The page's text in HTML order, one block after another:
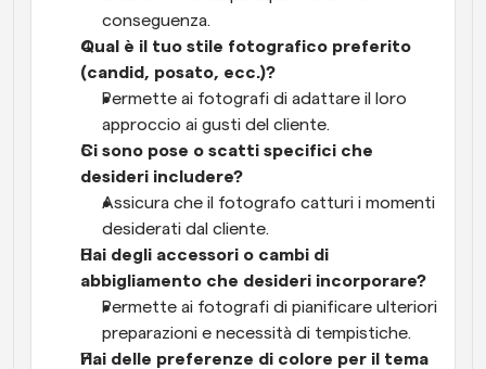
conseguenza.
Qual è il tuo stile fotografico preferito
(candid, posato, ecc.)?
Permette ai fotografi di adattare il loro
approccio ai gusti del cliente.
Ci sono pose o scatti specifici che
desideri includere?
Assicura che il fotografo catturi i momenti
desiderati dal cliente.
Hai degli accessori o cambi di
abbigliamento che desideri incorporare?
Permette ai fotografi di pianificare ulteriori
preparazioni e necessità di tempistiche.
Hai delle preferenze di colore per il tema